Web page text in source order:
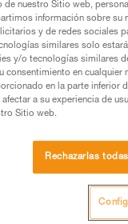
de nuestro Sitio web,
información sobre
y de redes sociales
similares solo
y/o tecnologías similares
consentimiento en
en la parte inferior
a su experiencia de
Sitio web.
Rechazarlas